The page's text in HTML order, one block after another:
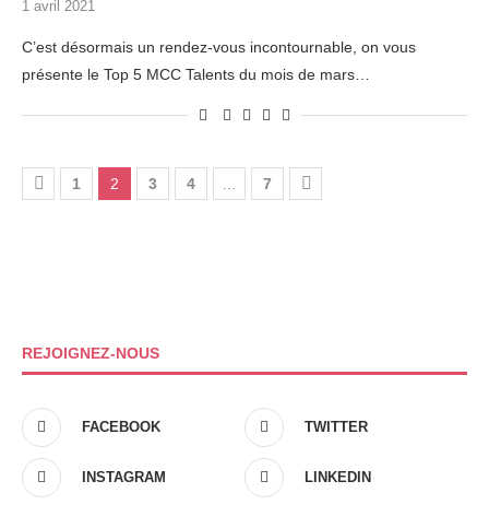
1 avril 2021
C’est désormais un rendez-vous incontournable, on vous
présente le Top 5 MCC Talents du mois de mars…
1 2 3 4 7
REJOIGNEZ-NOUS
FACEBOOK TWITTER
INSTAGRAM LINKEDIN